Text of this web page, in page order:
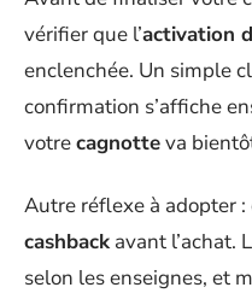
vérifier que l’activation
enclenchée. Un simple
confirmation s’affiche
votrecagnotteva
Autre réflexe à adopter :
cashback avant l’achat.
selon les enseignes, et